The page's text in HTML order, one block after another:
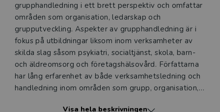
grupphandledning i ett brett perspektiv och omfattar
områden som organisation, ledarskap och
grupputveckling. Aspekter av grupphandledning är i
fokus på utbildningar liksom inom verksamheter av
skilda slag såsom ­psykiatri, socialtjänst, skola, barn-
och äldreomsorg och företagshälsovård. Författarna
har lång erfarenhet av både verksamhetsledning och
handledning inom områden som grupp, organisation,
Visa hela beskrivningen